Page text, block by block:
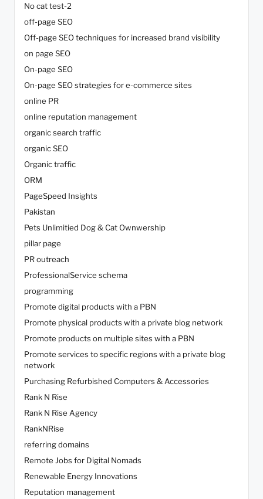
No cat test-2
off-page SEO
Off-page SEO techniques for increased brand visibility
on page SEO
On-page SEO
On-page SEO strategies for e-commerce sites
online PR
online reputation management
organic search traffic
organic SEO
Organic traffic
ORM
PageSpeed Insights
Pakistan
Pets Unlimitied Dog & Cat Ownwership
pillar page
PR outreach
ProfessionalService schema
programming
Promote digital products with a PBN
Promote physical products with a private blog network
Promote products on multiple sites with a PBN
Promote services to specific regions with a private blog
network
Purchasing Refurbished Computers & Accessories
Rank N Rise
Rank N Rise Agency
RankNRise
referring domains
Remote Jobs for Digital Nomads
Renewable Energy Innovations
Reputation management